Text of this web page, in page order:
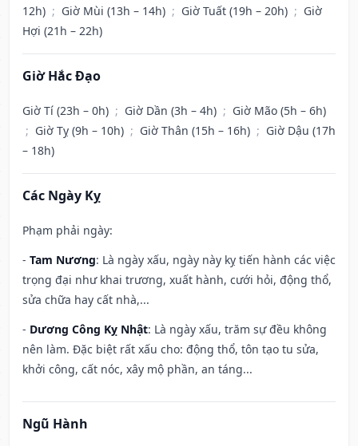
12h) ; Giờ Mùi (13h – 14h) ; Giờ Tuất (19h – 20h) ; Giờ
Hợi (21h – 22h)
Giờ Hắc Đạo
Giờ Tí (23h – 0h) ; Giờ Dần (3h – 4h) ; Giờ Mão (5h – 6h)
; Giờ Tỵ (9h – 10h) ; Giờ Thân (15h – 16h) ; Giờ Dậu (17h
– 18h)
Các Ngày Kỵ
Phạm phải ngày:
- Tam Nương: Là ngày xấu, ngày này kỵ tiến hành các việc
trọng đại như khai trương, xuất hành, cưới hỏi, động thổ,
sửa chữa hay cất nhà,...
- Dương Công Kỵ Nhật: Là ngày xấu, trăm sự đều không
nên làm. Đặc biệt rất xấu cho: động thổ, tôn tạo tu sửa,
khởi công, cất nóc, xây mộ phần, an táng...
Ngũ Hành